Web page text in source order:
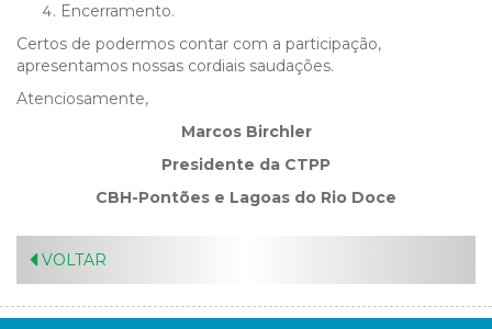
Encerramento.
Certos de podermos contar com a participação,
apresentamos nossas cordiais saudações.
Atenciosamente,
Marcos Birchler
Presidente da CTPP
CBH-Pontões e Lagoas do Rio Doce
VOLTAR